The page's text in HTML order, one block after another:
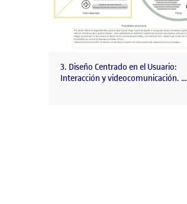
3. Diseño Centrado en el Usuario:
Interacción y videocomunicación. …